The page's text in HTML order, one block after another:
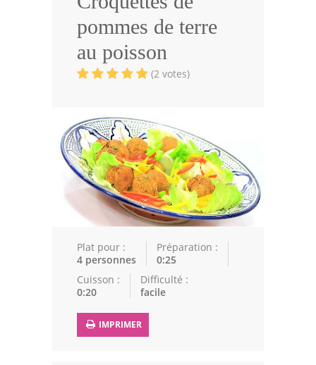
Volailles
Cuisines Orientales
Pâtisseries Orientales
Cuisine Algérienne
Cuisine Tunisienne
Cuisine Juive
Cuisine Libanaise
Articles
Actualités
Leçons de cuisine
pommes de terre
au poisson
(2 votes)
Plat pour :
4 personnes
Préparation :
0:25
Cuisson :
0:20
Difficulté :
facile
IMPRIMER